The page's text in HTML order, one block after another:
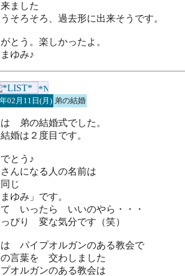
ました
そろそろ、過去形に出来そうです。
とう。楽しかったよ。
み♪
02月11日(月) 弟の結婚
弟の結婚式でした。
婚は２度目です。
とう♪
んになる人の名前は
じ
ゆみ」です。
て いったら いいのやら・・・
ぴり 変な気分です（笑）
パイプオルガンのある教会で
言葉を 交わしました
オルガンのある教会は